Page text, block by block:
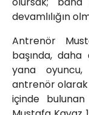
devamlılığın
Antrenör
başında, daha
yana
antrenör olarak
içinde